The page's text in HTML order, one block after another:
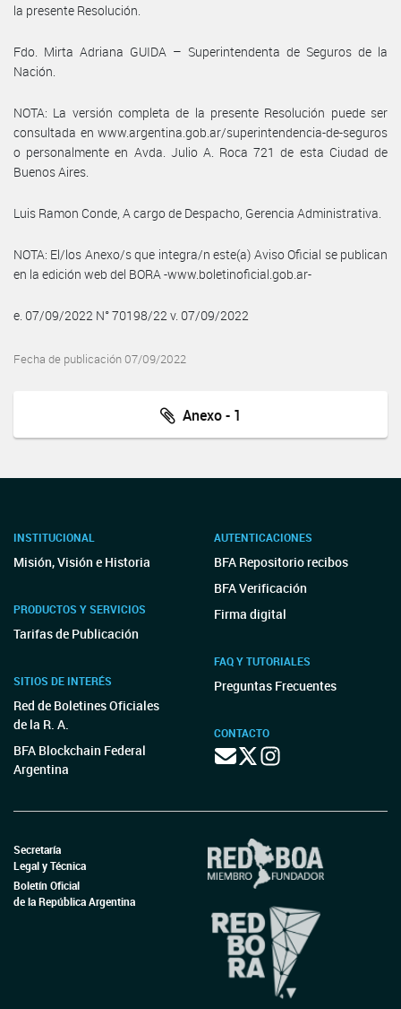
la presente Resolución.
Fdo. Mirta Adriana GUIDA – Superintendenta de Seguros de la
Nación.
NOTA: La versión completa de la presente Resolución puede ser
consultada en www.argentina.gob.ar/superintendencia-de-seguros
o personalmente en Avda. Julio A. Roca 721 de esta Ciudad de
Buenos Aires.
Luis Ramon Conde, A cargo de Despacho, Gerencia Administrativa.
NOTA: El/los Anexo/s que integra/n este(a) Aviso Oficial se publican
en la edición web del BORA -www.boletinoficial.gob.ar-
e. 07/09/2022 N° 70198/22 v. 07/09/2022
Fecha de publicación 07/09/2022
Anexo - 1
INSTITUCIONAL
Misión, Visión e Historia
PRODUCTOS Y SERVICIOS
Tarifas de Publicación
SITIOS DE INTERÉS
Red de Boletines Oficiales
de la R. A.
BFA Blockchain Federal
Argentina
AUTENTICACIONES
BFA Repositorio recibos
BFA Verificación
Firma digital
FAQ Y TUTORIALES
Preguntas Frecuentes
CONTACTO
Secretaría
Legal y Técnica
Boletín Oficial
de la República Argentina